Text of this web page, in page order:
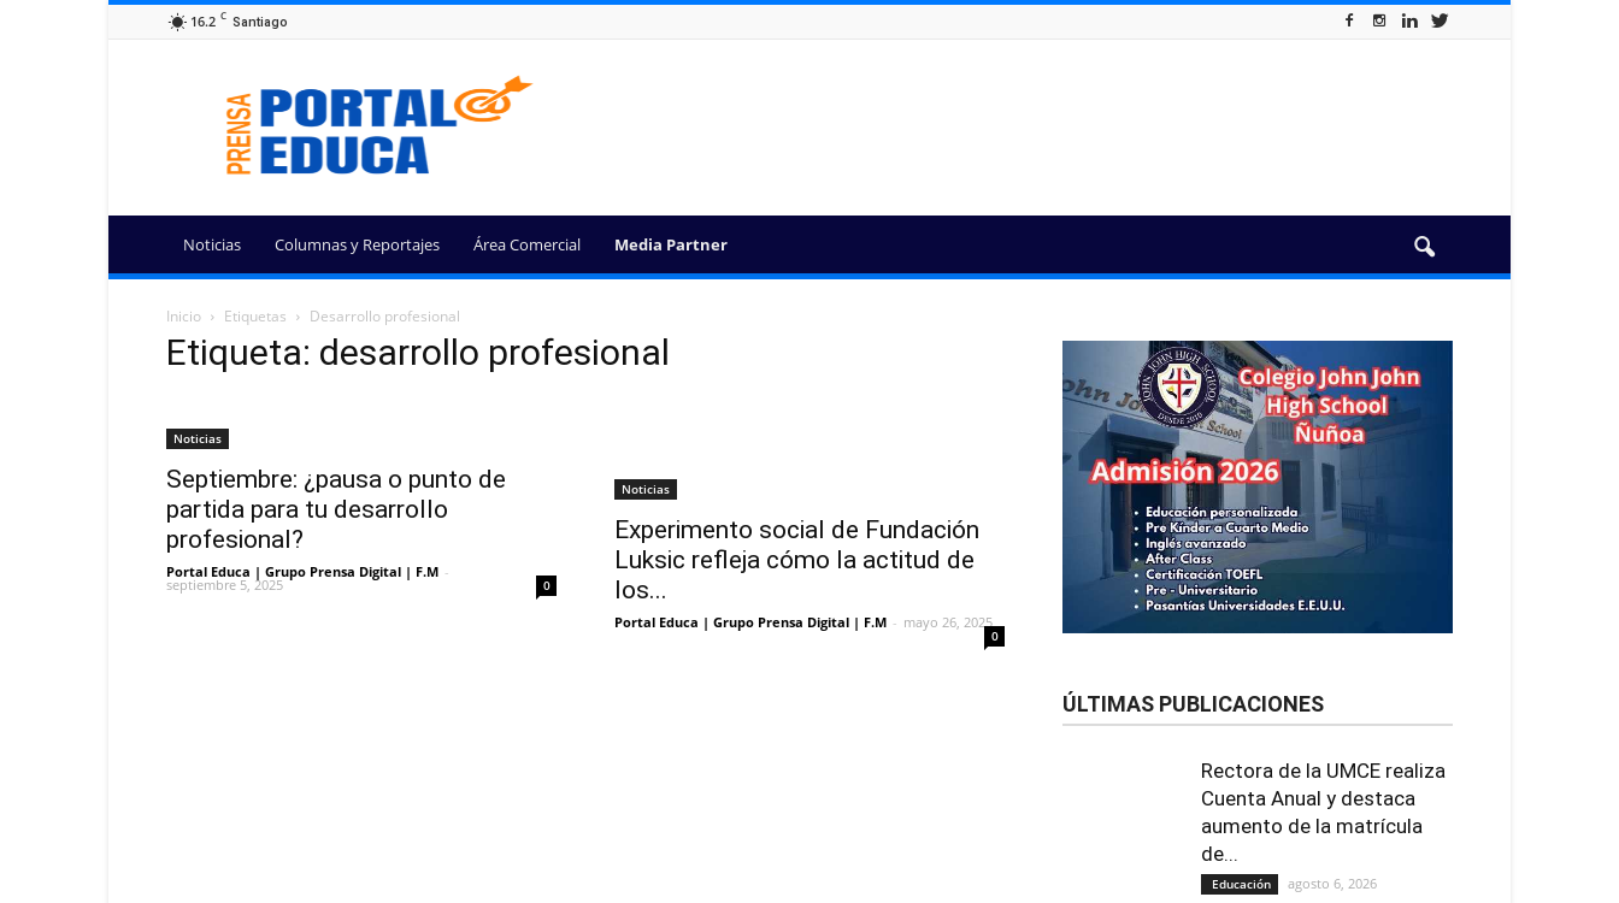
16.2 C Santiago
Portal
Educa
Noticias Columnas y Reportajes Área Comercial Media Partner
Inicio Etiquetas Desarrollo profesional
Etiqueta: desarrollo profesional
Noticias
Septiembre: ¿pausa o punto de
partida para tu desarrollo
profesional?
Portal Educa | Grupo Prensa Digital | F.M -
septiembre 5, 2025 0
Noticias
Experimento social de Fundación
Luksic refleja cómo la actitud de
los...
Portal Educa | Grupo Prensa Digital | F.M - mayo 26, 2025
0
ÚLTIMAS PUBLICACIONES
Rectora de la UMCE realiza
Cuenta Anual y destaca
aumento de la matrícula
de...
Educación agosto 6, 2026